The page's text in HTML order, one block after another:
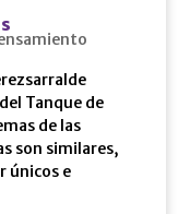
Tanque de
de las
son similares,
únicos e